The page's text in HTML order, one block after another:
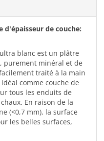
de couche:
blanc est un plâtre
purement minéral et de
traité à la main
comme couche de
tous les enduits de
En raison de la
(<0,7 mm), la surface
les belles surfaces,